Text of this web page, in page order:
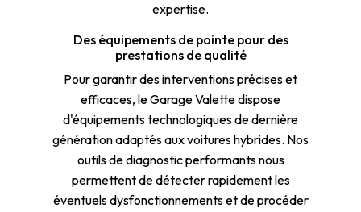
expertise.
Des équipements de pointe pour des
prestations de qualité
Pour garantir des interventions précises et
efficaces, le Garage Valette dispose
d'équipements technologiques de dernière
génération adaptés aux voitures hybrides. Nos
outils de diagnostic performants nous
permettent de détecter rapidement les
éventuels dysfonctionnements et de procéder